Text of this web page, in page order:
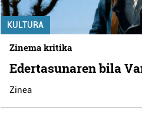
KULTURA
Zinema kritika
Edertasunaren bila
Zinea